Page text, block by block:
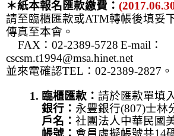
＊紙本報名匯款繳費：
請至臨櫃匯款或ATM轉帳後填妥
傳真至本會。
FAX ： 02-2389-5728 E-mail ：
cscsm.t1994@msa.hinet.net
並來電確認TEL ： 02-2389-2827 。
1. 臨櫃匯款：請於匯款單填
銀行： 永豐銀行(807)士林
戶名： 社團法人中華民國
帳號： 會員虛擬帳號共14